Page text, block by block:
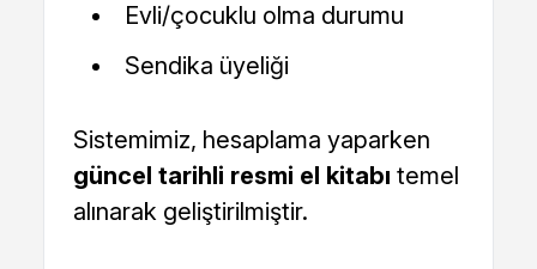
Evli/çocuklu olma durumu
Sendika üyeliği
Sistemimiz, hesaplama yaparken
güncel tarihli resmi el kitabı temel
alınarak geliştirilmiştir.